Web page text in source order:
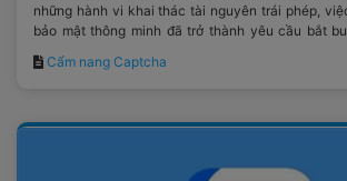
những hành vi khai thác tài nguyên trái phép,
bảo mật thông minh đã trở thành yêu cầu bắt
Cẩm nang Captcha